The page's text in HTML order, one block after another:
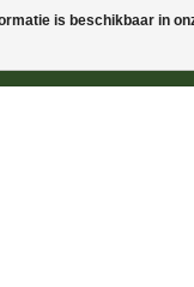
is beschikbaar in